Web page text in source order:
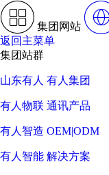
集团网站
返回主菜单
集团站群
山东有人 有人集团
有人物联 通讯产品
有人智造 OEM|ODM
有人智能 解决方案